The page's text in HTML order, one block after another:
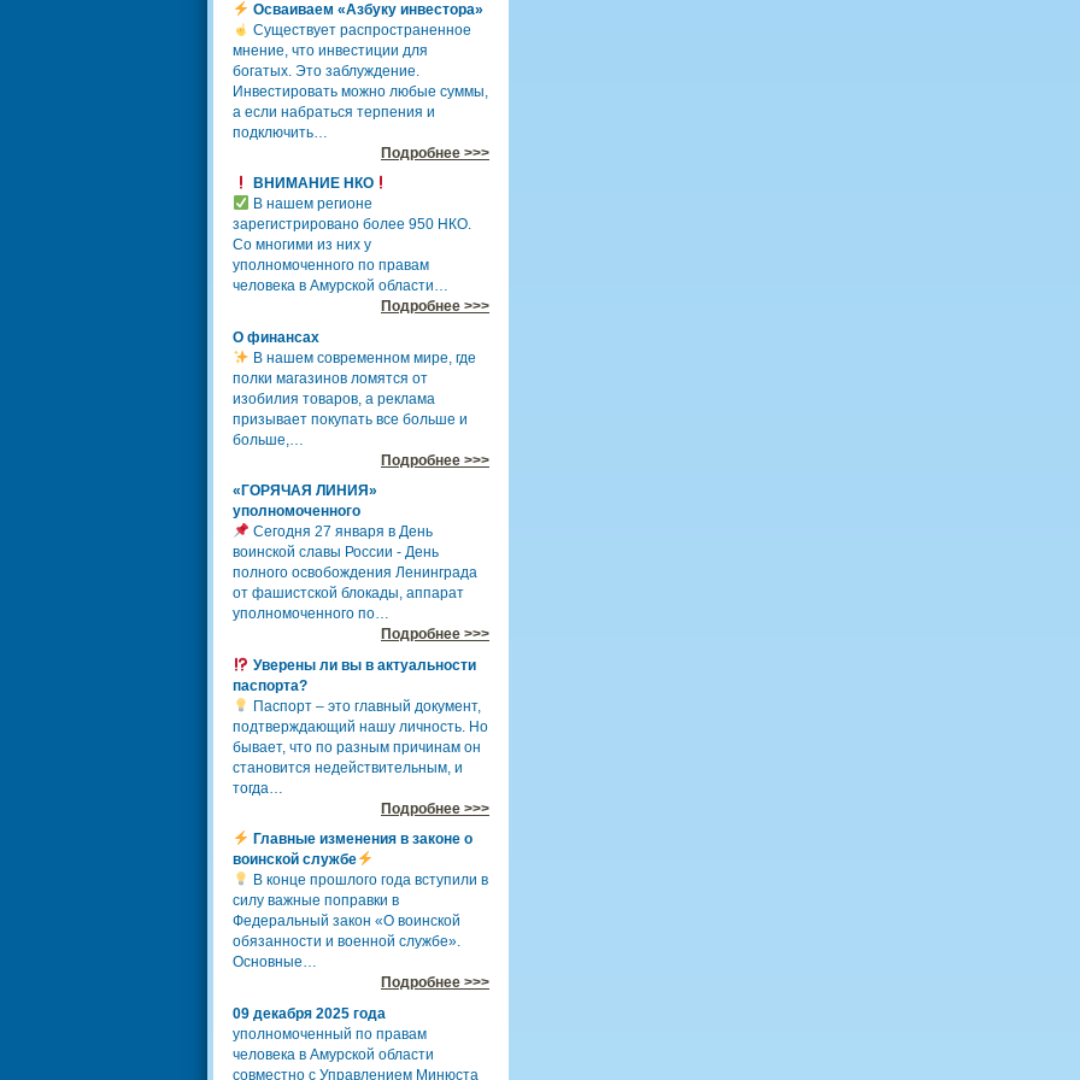
Осваиваем «Азбуку инвестора»
Существует распространенное
мнение, что инвестиции для
богатых. Это заблуждение.
Инвестировать можно любые суммы,
а если набраться терпения и
подключить…
Подробнее >>>
ВНИМАНИЕ НКО
В нашем регионе
зарегистрировано более 950 НКО.
Со многими из них у
уполномоченного по правам
человека в Амурской области…
Подробнее >>>
О финансах
В нашем современном мире, где
полки магазинов ломятся от
изобилия товаров, а реклама
призывает покупать все больше и
больше,…
Подробнее >>>
«ГОРЯЧАЯ ЛИНИЯ»
уполномоченного
Сегодня 27 января в День
воинской славы России - День
полного освобождения Ленинграда
от фашистской блокады, аппарат
уполномоченного по…
Подробнее >>>
Уверены ли вы в актуальности
паспорта?
Паспорт – это главный документ,
подтверждающий нашу личность. Но
бывает, что по разным причинам он
становится недействительным, и
тогда…
Подробнее >>>
Главные изменения в законе о
воинской службе
В конце прошлого года вступили в
силу важные поправки в
Федеральный закон «О воинской
обязанности и военной службе».
Основные…
Подробнее >>>
09 декабря 2025 года
уполномоченный по правам
человека в Амурской области
совместно с Управлением Минюста